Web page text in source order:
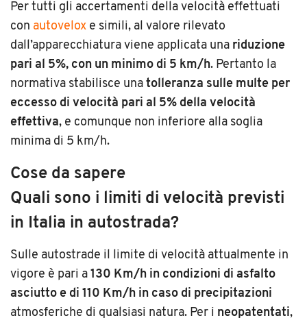
Per tutti gli accertamenti della velocità effettuati
con autovelox e simili, al valore rilevato
dall’apparecchiatura viene applicata una riduzione
pari al 5%, con un minimo di 5 km/h. Pertanto la
normativa stabilisce una tolleranza sulle multe per
eccesso di velocità pari al 5% della velocità
effettiva, e comunque non inferiore alla soglia
minima di 5 km/h.
Cose da sapere
Quali sono i limiti di velocità previsti
in Italia in autostrada?
Sulle autostrade il limite di velocità attualmente in
vigore è pari a 130 Km/h in condizioni di asfalto
asciutto e di 110 Km/h in caso di precipitazioni
atmosferiche di qualsiasi natura. Per i neopatentati,